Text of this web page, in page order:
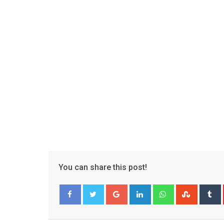
You can share this post!
Google+ LinkedIn Whatsapp